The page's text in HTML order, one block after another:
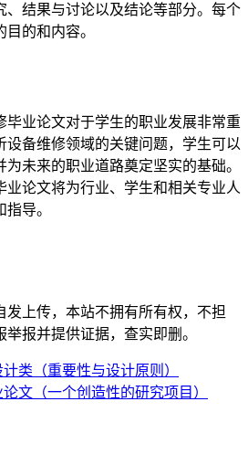
、结果与讨论以及结论等部分。每个
的和内容。
毕业论文对于学生的职业发展非常重
设备维修领域的关键问题，学生可以
未来的职业道路奠定坚实的基础。
业论文将为行业、学生和相关专业人
导。
发上传，本站不拥有所有权，不担
报并提供证据，查实即删。
类（重要性与设计原则）
文（一个创造性的研究项目）